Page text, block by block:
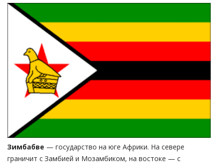
Зимбабве — государство на юге Африки. На севере
граничит с Замбией и Мозамбиком, на востоке — с